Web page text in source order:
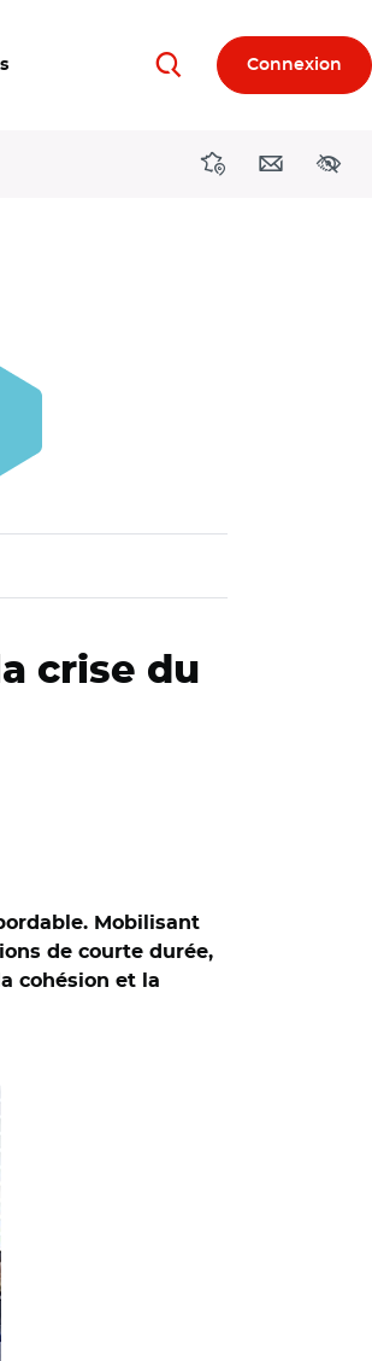
RechercherConnexion
DirectionsContact
crise du
Mobilisant
de courte durée,
cohésion et la